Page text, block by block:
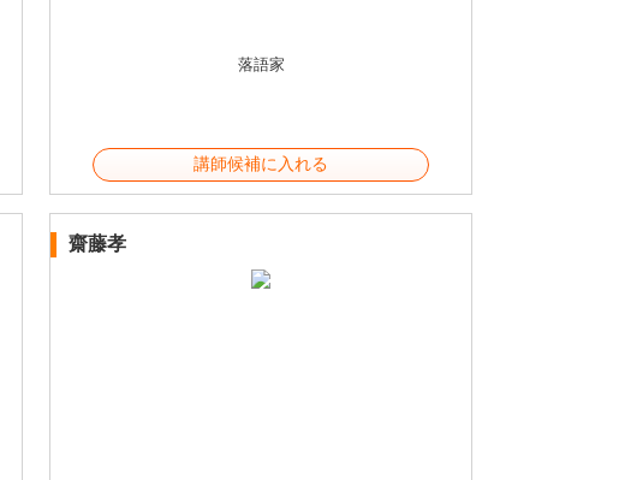
落語家
講師候補に入れる
齋藤孝